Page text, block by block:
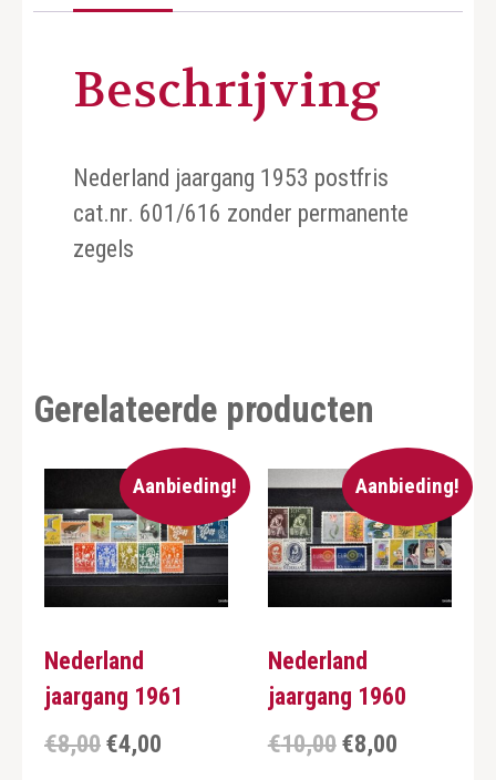
Beschrijving
Nederland jaargang 1953 postfris
cat.nr. 601/616 zonder permanente
zegels
Gerelateerde producten
Aanbieding!
Nederland
jaargang 1961
€8,00 Oorspronkelijke
€4,00
Aanbieding!
Nederland
jaargang 1960
€10,00 Oorspronkelijke
€8,00Huidige